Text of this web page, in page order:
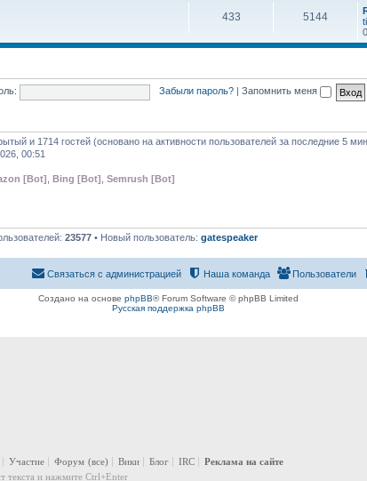
433 5144
Забыли пароль? Запомнить меня
и 1714 гостей (основано на активности пользователей за последние 5
00:51
[Bot] Bing [Bot] Semrush [Bot]
23577 • Новый пользователь: gatespeaker
Пользователи
Наша команда
Связаться с администрацией
Создано на основе phpBB® Forum Software © phpBB Limited
Русская поддержка phpBB
Участие Форум (все) Вики Блог IRC
Реклама на сайте
текста и нажмите Ctrl+Enter